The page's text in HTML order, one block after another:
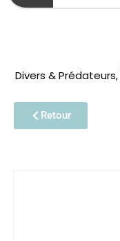
Divers & Prédateurs,
Retour